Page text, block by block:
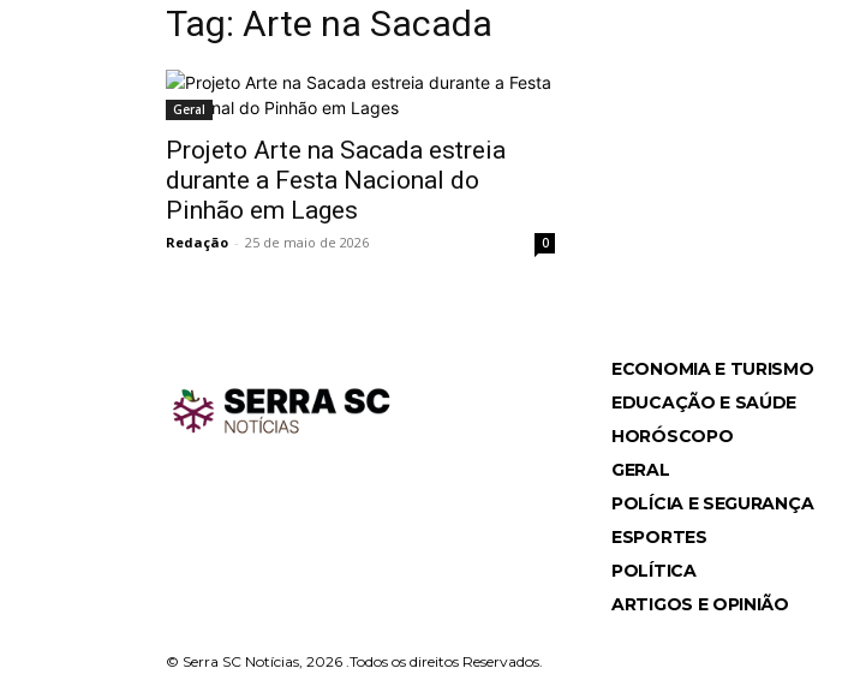
Tag: Arte na Sacada
Geral
Projeto Arte na Sacada estreia
durante a Festa Nacional do
Pinhão em Lages
Redação - 25 de maio de 2026 0
ECONOMIA E TURISMO
EDUCAÇÃO E SAÚDE
HORÓSCOPO
GERAL
POLÍCIA E SEGURANÇA
ESPORTES
POLÍTICA
ARTIGOS E OPINIÃO
© Serra SC Notícias, 2026 .Todos os direitos Reservados.